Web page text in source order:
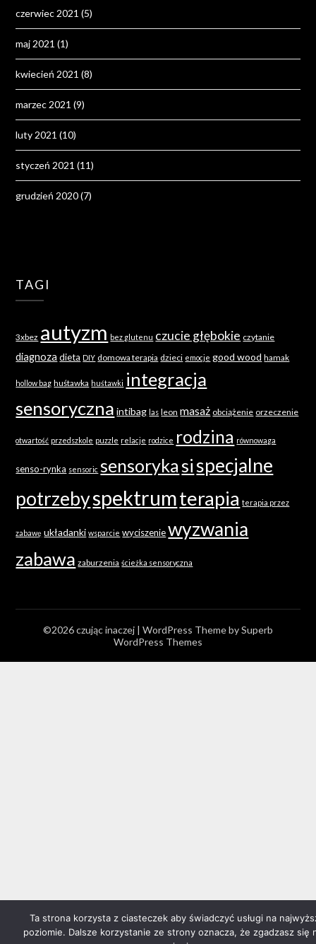
czerwiec 2021 (5)
maj 2021 (1)
kwiecień 2021 (8)
marzec 2021 (9)
luty 2021 (10)
styczeń 2021 (11)
grudzień 2020(7)
TAGI
3xbez autyzm bez glutenu czucie głębokie czytanie
diagnoza dieta DIY domowa terapia dzieci emocje good wood hamak
hollow bag huśtawka huśtawki integracja
sensoryczna intibag las leon masaż obciążenie orzeczenie
otwartość przedszkole puzzle relacje rodzice rodzina równowaga
senso-rynka sensoric sensorykasispecjalne
potrzebyspektrumterapia terapia przez
zabawę układanki wsparcie wyciszenie wyzwania
zabawa zaburzenia ścieżka sensoryczna
©2026 czując inaczej | WordPress Theme bySuperb
WordPress Themes
Ta strona korzysta z ciasteczek aby świadczyć usługi na
poziomie. Dalsze korzystanie ze strony oznacza, że zgadzasz się